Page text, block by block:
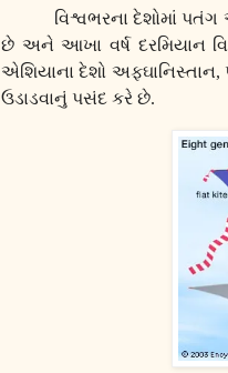
વિશ્વભરના દેશોમાં
છે અને આખા વર્ષ દરમિયાન
એશિયાના દેશો અફઘાનિસ્તાન,
ઉડાડવાનું પસંદ કરે છે.